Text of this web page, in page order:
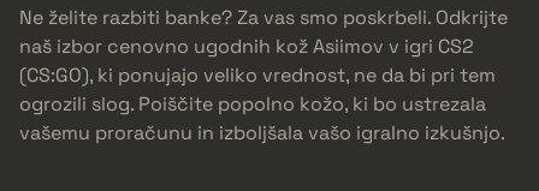
Ne želite razbiti banke? Za vas smo poskrbeli. Odkrijte
naš izbor cenovno ugodnih kož Asiimov v igri CS2
(CS:GO), ki ponujajo veliko vrednost, ne da bi pri tem
ogrozili slog. Poiščite popolno kožo, ki bo ustrezala
vašemu proračunu in izboljšala vašo igralno izkušnjo.